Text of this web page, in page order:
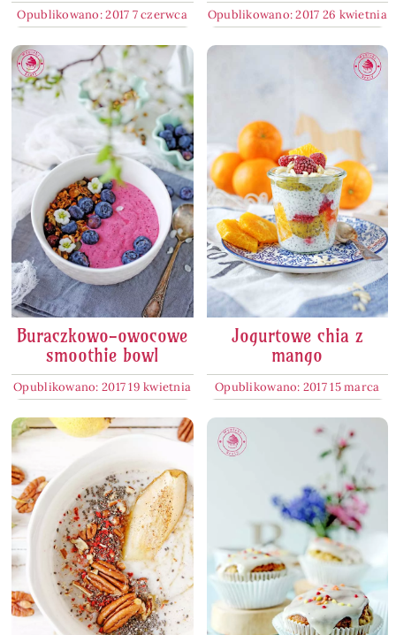
Opublikowano: 2017 7 czerwca Opublikowano: 2017 26 kwietnia
Buraczkowo-owocowe
smoothie bowl
Opublikowano: 2017 19 kwietnia
Jogurtowe chia z
mango
Opublikowano: 2017 15 marca